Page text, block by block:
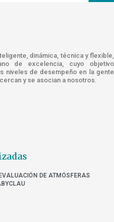
dinámica, técnica y flexible,
de excelencia, cuyo objetivo
niveles de desempeño en la gente
y se asocian a nosotros.
DE ATMÓSFERAS